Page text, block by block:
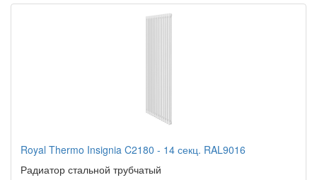
Royal Thermo Insignia C2180 - 14 секц. RAL9016
Радиатор стальной трубчатый